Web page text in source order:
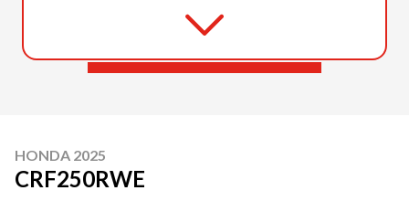
HONDA 2025
CRF250RWE